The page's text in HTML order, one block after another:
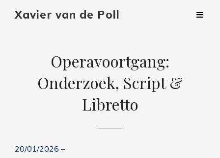
Xavier van de Poll
Operavoortgang:
Onderzoek, Script &
Libretto
20/01/2026 –